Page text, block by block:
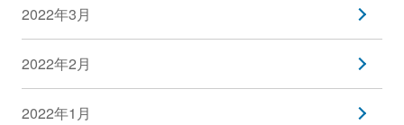
2022年3月
2022年2月
2022年1月